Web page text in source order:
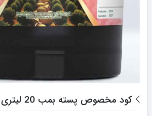
کود مخصوص پسته بمب 20 لیتری